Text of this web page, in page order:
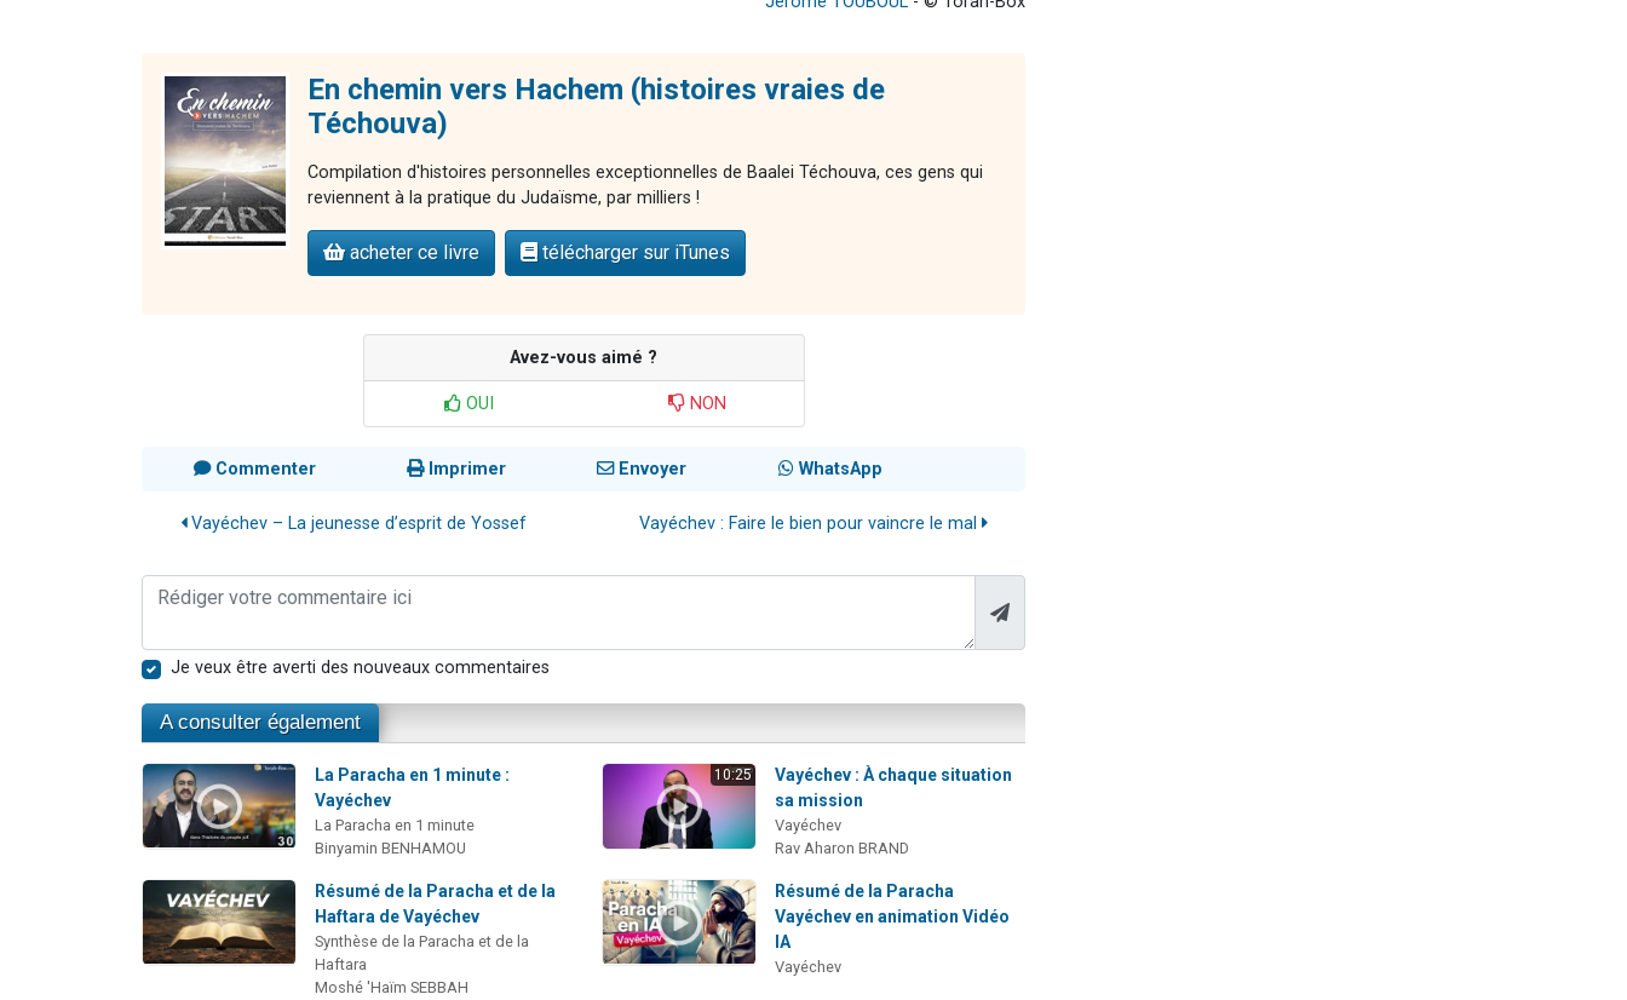
En chemin vers Hachem (histoires vraies de
Téchouva)
Compilation d'histoires personnelles exceptionnelles de Baalei Téchouva, ces gens qui
reviennent à la pratique du Judaïsme, par milliers !
acheter ce livre télécharger sur iTunes
Avez-vous aimé ?
OUI NON
Commenter Imprimer Envoyer WhatsApp
Vayéchev – La jeunesse d’esprit de Yossef Vayéchev : Faire le bien pour vaincre le mal
Je veux être averti des nouveaux commentaires
A consulter également
La Paracha en 1 minute :
Vayéchev
La Paracha en 1 minute
Binyamin BENHAMOU
10:25
Vayéchev : À chaque situation
sa mission
Vayéchev
Rav Aharon BRAND
Résumé de la Paracha et de la
Haftara de Vayéchev
Synthèse de la Paracha et de la
Haftara
Moshé 'Haïm SEBBAH
Résumé de la Paracha
Vayéchev en animation Vidéo
IA
Vayéchev